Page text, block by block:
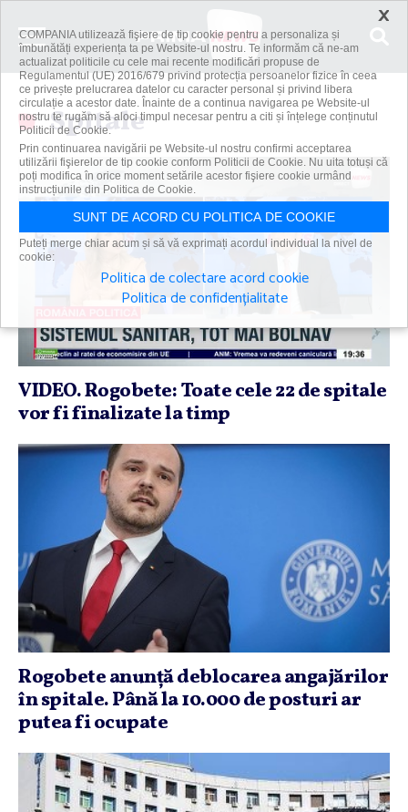
Spitale
VIDEO. Rogobete: Toate cele 22 de spitale
vor fi finalizate la timp
Rogobete anunţă deblocarea angajărilor
în spitale. Până la 10.000 de posturi ar
putea fi ocupate
×
COMPANIA utilizează fişiere de tip cookie pentru a personaliza și
îmbunătăți experiența ta pe Website-ul nostru. Te informăm că ne-am
actualizat politicile cu cele mai recente modificări propuse de
Regulamentul (UE) 2016/679 privind protecția persoanelor fizice în ceea
ce privește prelucrarea datelor cu caracter personal și privind libera
circulație a acestor date. Înainte de a continua navigarea pe Website-ul
nostru te rugăm să aloci timpul necesar pentru a citi și înțelege conținutul
Politicii de Cookie.
Prin continuarea navigării pe Website-ul nostru confirmi acceptarea
utilizării fişierelor de tip cookie conform Politicii de Cookie. Nu uita totuși că
poți modifica în orice moment setările acestor fişiere cookie urmând
instrucțiunile din Politica de Cookie.
SUNT DE ACORD CU POLITICA DE COOKIE
Puteți merge chiar acum și să vă exprimați acordul individual la nivel de
cookie:
Politica de colectare acord cookie
Politica de confidențialitate